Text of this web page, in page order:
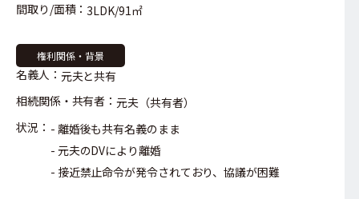
間取り/面積： 3LDK/91㎡
権利関係・背景
名義人： 元夫と共有
相続関係・共有者：元夫（共有者）
状況：
離婚後も共有名義のまま
元夫のDVにより離婚
接近禁止命令が発令されており、協議が困難